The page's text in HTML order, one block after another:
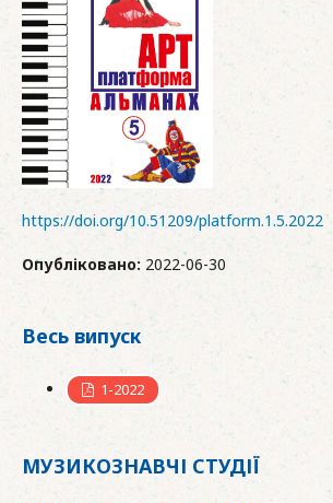
https://doi.org/10.51209/platform.1.5.2022
Опубліковано: 2022-06-30
Весь випуск
1-2022
МУЗИКОЗНАВЧІ СТУДІЇ